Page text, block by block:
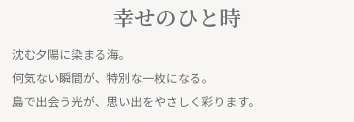
幸せのひと時
沈む夕陽に染まる海。
何気ない瞬間が、特別な一枚になる。
島で出会う光が、思い出をやさしく彩ります。